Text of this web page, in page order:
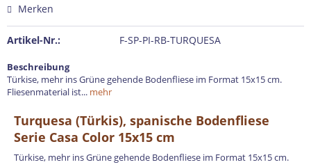
Merken
Artikel-Nr.: F-SP-PI-RB-TURQUESA
Beschreibung
Türkise, mehr ins Grüne gehende Bodenfliese im Format 15x15 cm.
Fliesenmaterial ist... mehr
Turquesa (Türkis), spanische Bodenfliese
Serie Casa Color 15x15 cm
Türkise, mehr ins Grüne gehende Bodenfliese im Format 15x15 cm.